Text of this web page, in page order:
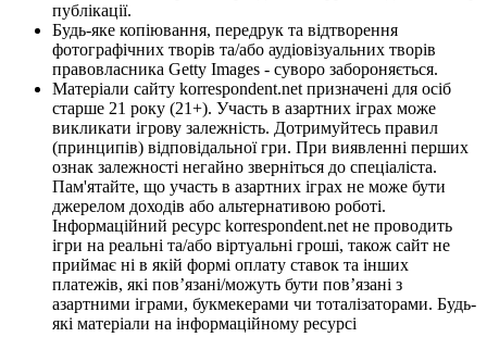
публікації.
Будь-яке копіювання, передрук та відтворення
фотографічних творів та/або аудіовізуальних творів
правовласника Getty Images - суворо забороняється.
Матеріали сайту korrespondent.net призначені для осіб
старше 21 року (21+). Участь в азартних іграх може
викликати ігрову залежність. Дотримуйтесь правил
(принципів) відповідальної гри. При виявленні перших
ознак залежності негайно зверніться до спеціаліста.
Пам'ятайте, що участь в азартних іграх не може бути
джерелом доходів або альтернативою роботі.
Інформаційний ресурс korrespondent.net не проводить
ігри на реальні та/або віртуальні гроші, також сайт не
приймає ні в якій формі оплату ставок та інших
платежів, які пов’язані/можуть бути пов’язані з
азартними іграми, букмекерами чи тоталізаторами. Будь-
які матеріали на інформаційному ресурсі